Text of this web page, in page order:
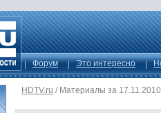
Форум Это интересно
HDTV.ru / Материалы за 17.11.2010